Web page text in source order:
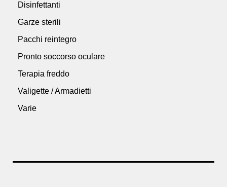
Disinfettanti
Garze sterili
Pacchi reintegro
Pronto soccorso oculare
Terapia freddo
Valigette / Armadietti
Varie